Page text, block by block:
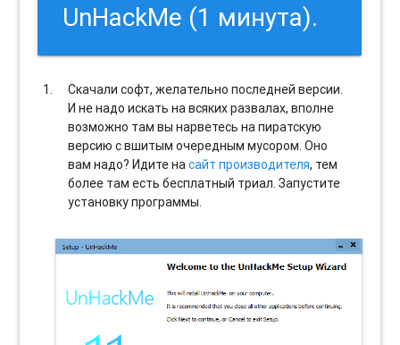
UnHackMe (1 минута).
Скачали софт, желательно последней версии.
И не надо искать на всяких развалах, вполне
возможно там вы нарветесь на пиратскую
версию с вшитым очередным мусором. Оно
вам надо? Идите насайт производителя, тем
более там есть бесплатный триал. Запустите
установку программы.